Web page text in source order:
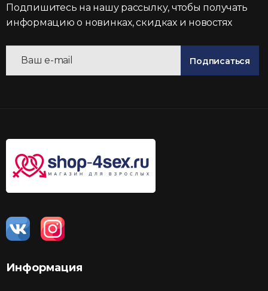
Подпишитесь на нашу рассылку, чтобы получать
информацию о новинках, скидках и новостях
Подписаться
Информация